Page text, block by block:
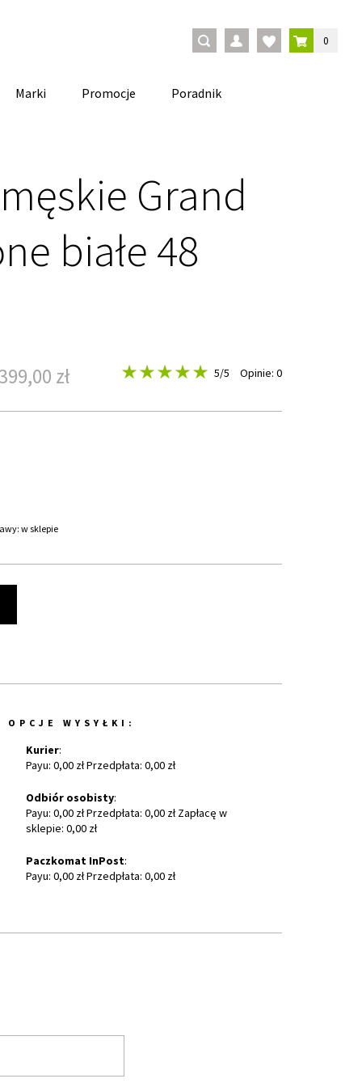
0
Marki Promocje Poradnik
Grand
białe 48
zł 5/5 Opinie: 0
w sklepie
OPCJE WYSYŁKI:
Kurier:
Payu: 0,00 zł Przedpłata: 0,00 zł
Odbiór osobisty:
Payu: 0,00 zł Przedpłata: 0,00 zł Zapłacę w
sklepie: 0,00 zł
Paczkomat InPost:
Payu: 0,00 zł Przedpłata: 0,00 zł